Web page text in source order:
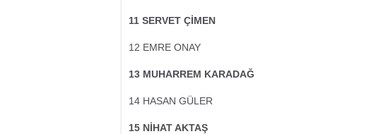
11 SERVET ÇİMEN
12 EMRE ONAY
13 MUHARREM KARADAĞ
14 HASAN GÜLER
15 NİHAT AKTAŞ